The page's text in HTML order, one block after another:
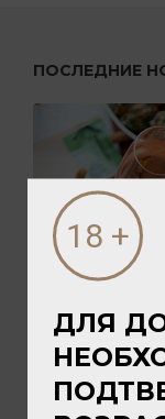
ПОСЛЕДНИЕ
05 АВГУСТА
ПИКНИК с
Филипп
ДЛЯ